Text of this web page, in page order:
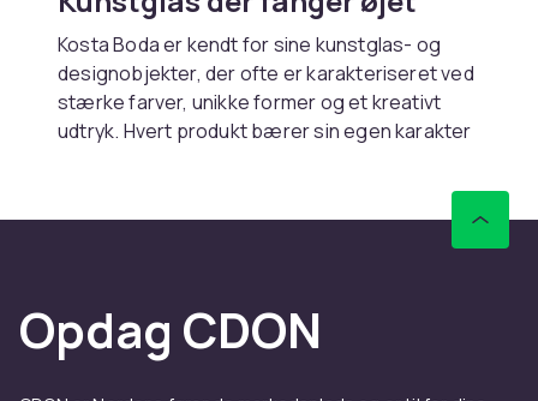
Kosta Boda er kendt for sine kunstglas- og
designobjekter, der ofte er karakteriseret ved
stærke farver, unikke former og et kreativt
udtryk. Hvert produkt bærer sin egen karakter
skulpturelle glasgenstande til farverige vaser
og skåle er Kosta Boda et oplagt valg for dem,
Vinglas, karafler og
Opdag CDON